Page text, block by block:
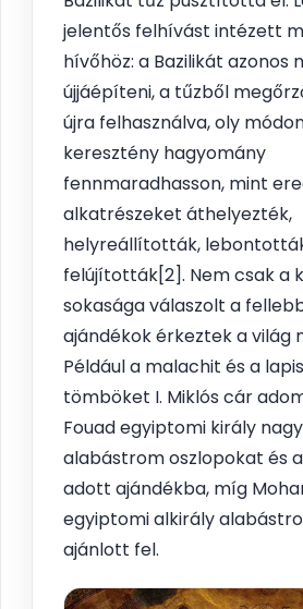
jelentős felhívást intézett
hívőhöz: a Bazilikát azonos
újjáépíteni, a tűzből
újra felhasználva, oly
keresztény hagyomány
fennmaradhasson, mint
alkatrészeket áthelyezték,
helyreállították,
felújították[2]. Nem csak a
sokasága válaszolt a
ajándékok érkeztek a világ
Például a malachit és a
tömböket I. Miklós cár
Fouad egyiptomi király
alabástrom oszlopokat és
adott ajándékba, míg
egyiptomi alkirály
ajánlott fel.